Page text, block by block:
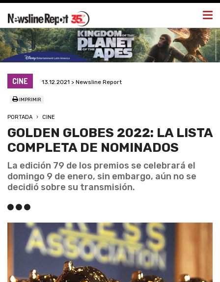
CINE 13.12.2021 > Newsline Report
IMPRIMIR
PORTADA CINE
GOLDEN GLOBES 2022: LA LISTA
COMPLETA DE NOMINADOS
La edición 79 de los premios se celebrará el
domingo 9 de enero, sin embargo, aún no se
decidió sobre su transmisión.